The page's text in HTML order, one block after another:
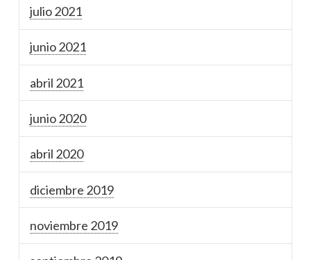
julio 2021
junio 2021
abril 2021
junio 2020
abril 2020
diciembre 2019
noviembre 2019